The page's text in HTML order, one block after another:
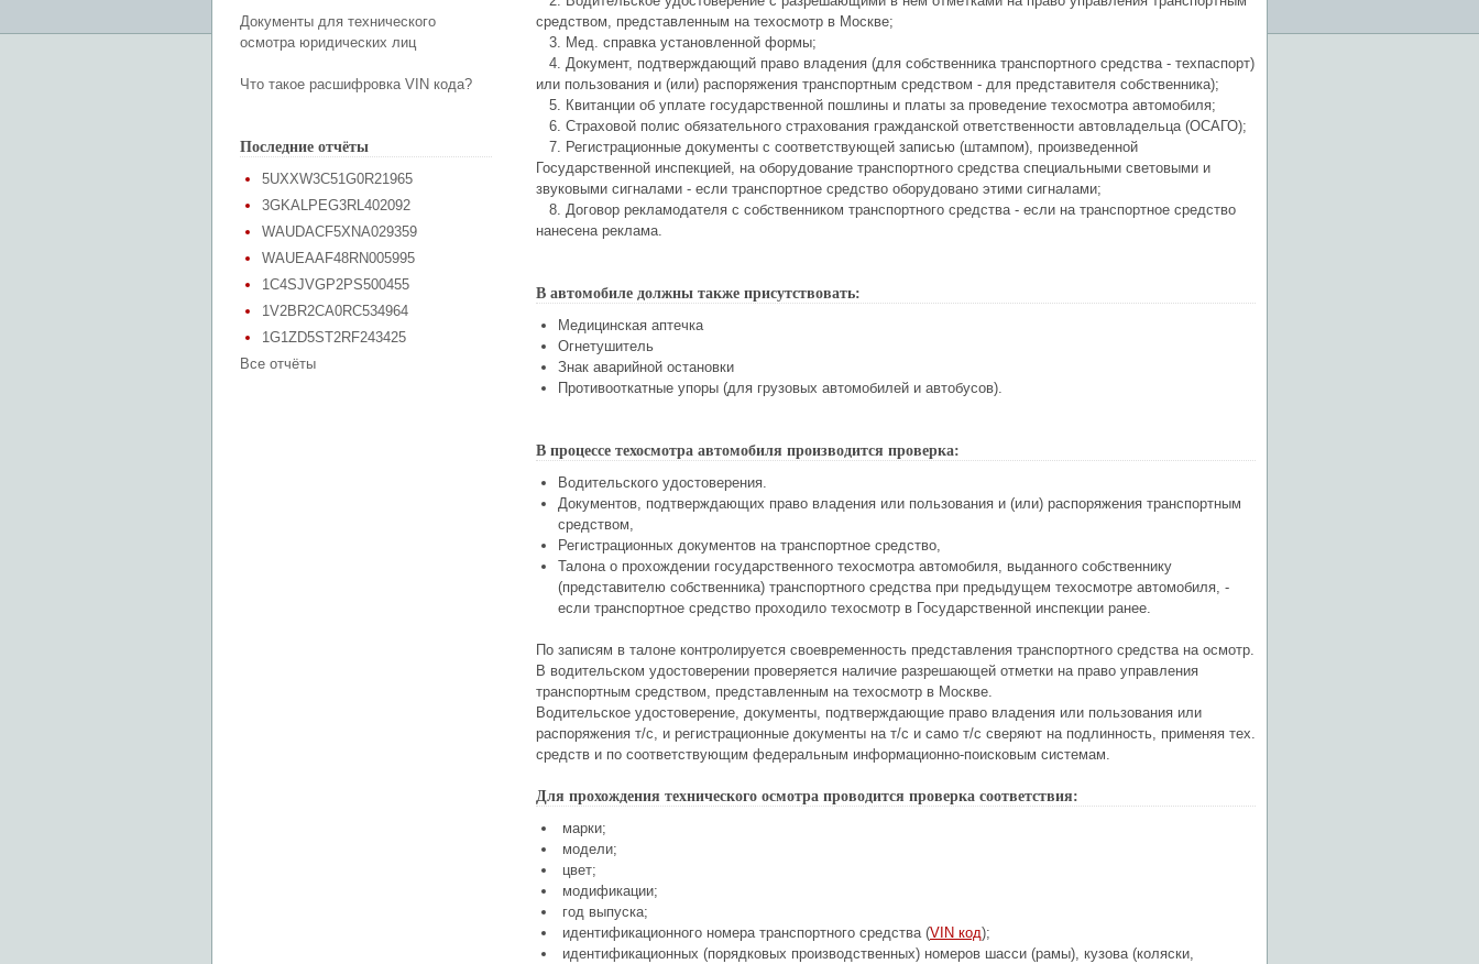
Документы для технического
осмотра юридических лиц
Что такое расшифровка VIN кода?
Последние отчёты
5UXXW3C51G0R21965
3GKALPEG3RL402092
WAUDACF5XNA029359
WAUEAAF48RN005995
1C4SJVGP2PS500455
1V2BR2CA0RC534964
1G1ZD5ST2RF243425
Все отчёты
средством, представленным на техосмотр в Москве;
3. Мед. справка установленной формы;
4. Документ, подтверждающий право владения (для собственника транспортного средства - техпаспорт)
или пользования и (или) распоряжения транспортным средством - для представителя собственника);
5. Квитанции об уплате государственной пошлины и платы за проведение техосмотра автомобиля;
6. Страховой полис обязательного страхования гражданской ответственности автовладельца (ОСАГО);
7. Регистрационные документы с соответствующей записью (штампом), произведенной
Государственной инспекцией, на оборудование транспортного средства специальными световыми и
звуковыми сигналами - если транспортное средство оборудовано этими сигналами;
8. Договор рекламодателя с собственником транспортного средства - если на транспортное средство
нанесена реклама.
В автомобиле должны также присутствовать:
Медицинская аптечка
Огнетушитель
Знак аварийной остановки
Противооткатные упоры (для грузовых автомобилей и автобусов).
В процессе техосмотра автомобиля производится проверка:
Водительского удостоверения.
Документов, подтверждающих право владения или пользования и (или) распоряжения транспортным
средством,
Регистрационных документов на транспортное средство,
Талона о прохождении государственного техосмотра автомобиля, выданного собственнику
(представителю собственника) транспортного средства при предыдущем техосмотре автомобиля, -
если транспортное средство проходило техосмотр в Государственной инспекции ранее.
По записям в талоне контролируется своевременность представления транспортного средства на осмотр.
В водительском удостоверении проверяется наличие разрешающей отметки на право управления
транспортным средством, представленным на техосмотр в Москве.
Водительское удостоверение, документы, подтверждающие право владения или пользования или
распоряжения т/с, и регистрационные документы на т/с и само т/с сверяют на подлинность, применяя тех.
средств и по соответствующим федеральным информационно-поисковым системам.
Для прохождения технического осмотра проводится проверка соответствия:
марки;
модели;
цвет;
модификации;
год выпуска;
идентификационного номера транспортного средства (VIN код);
идентификационных (порядковых производственных) номеров шасси (рамы), кузова (коляски,